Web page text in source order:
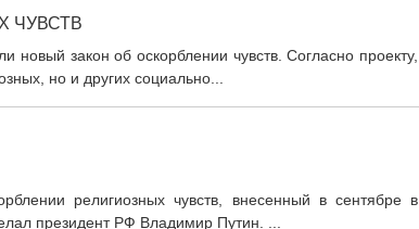
ЧУВСТВ
новый закон об оскорблении чувств. Согласно проекту,
но и других социально...
религиозных чувств, внесенный в сентябре в
президент РФ Владимир Путин. ...